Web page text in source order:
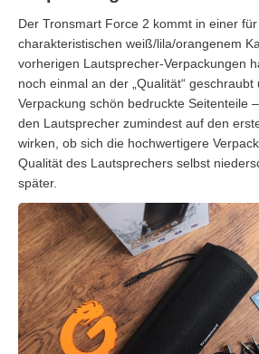
Der Tronsmart Force 2 kommt in einer
charakteristischen weiß/lila/orangenem
vorherigen Lautsprecher-Verpackungen
noch einmal an der „Qualität“
Verpackung schön bedruckte Seitenteile
den Lautsprecher zumindest auf den
wirken, ob sich die hochwertigere
Qualität des Lautsprechers selbst
später.